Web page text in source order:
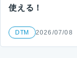
使える！
DTM 2026/07/08